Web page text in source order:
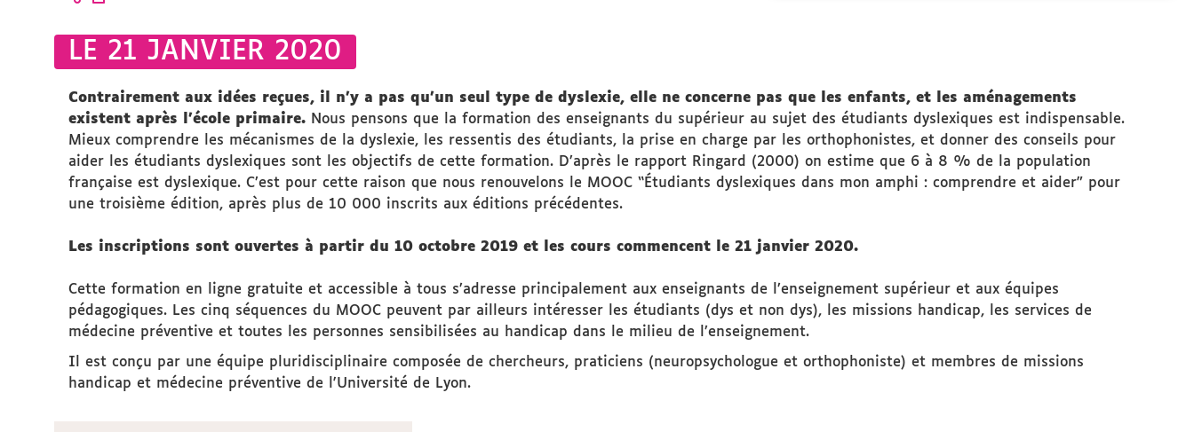
LE 21 JANVIER 2020
Contrairement aux idées reçues, il n’y a pas qu’un seul type de dyslexie, elle ne concerne pas que les enfants, et les aménagements
existent après l’école primaire. Nous pensons que la formation des enseignants du supérieur au sujet des étudiants dyslexiques est indispensable.
Mieux comprendre les mécanismes de la dyslexie, les ressentis des étudiants, la prise en charge par les orthophonistes, et donner des conseils pour
aider les étudiants dyslexiques sont les objectifs de cette formation. D’après le rapport Ringard (2000) on estime que 6 à 8 % de la population
française est dyslexique. C’est pour cette raison que nous renouvelons le MOOC “Étudiants dyslexiques dans mon amphi : comprendre et aider” pour
une troisième édition, après plus de 10 000 inscrits aux éditions précédentes.
Les inscriptions sont ouvertes à partir du 10 octobre 2019 et les cours commencent le 21 janvier 2020.
Cette formation en ligne gratuite et accessible à tous s’adresse principalement aux enseignants de l’enseignement supérieur et aux équipes
pédagogiques. Les cinq séquences du MOOC peuvent par ailleurs intéresser les étudiants (dys et non dys), les missions handicap, les services de
médecine préventive et toutes les personnes sensibilisées au handicap dans le milieu de l’enseignement.
Il est conçu par une équipe pluridisciplinaire composée de chercheurs, praticiens (neuropsychologue et orthophoniste) et membres de missions
handicap et médecine préventive de l'Université de Lyon.